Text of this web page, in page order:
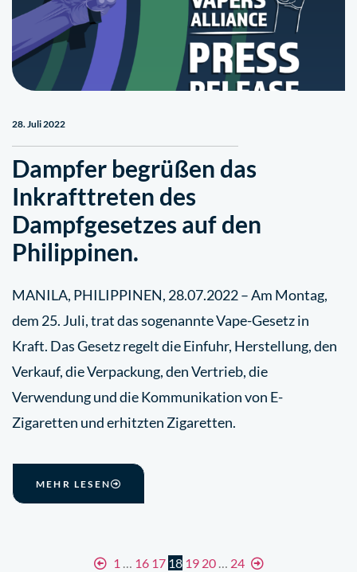
28. Juli 2022
Dampfer begrüßen das
Inkrafttreten des
Dampfgesetzes auf den
Philippinen.
MANILA, PHILIPPINEN, 28.07.2022 – Am Montag,
dem 25. Juli, trat das sogenannte Vape-Gesetz in
Kraft. Das Gesetz regelt die Einfuhr, Herstellung, den
Verkauf, die Verpackung, den Vertrieb, die
Verwendung und die Kommunikation von E-
Zigaretten und erhitzten Zigaretten.
MEHR LESEN
1 … 16 17 18 19 20 … 24